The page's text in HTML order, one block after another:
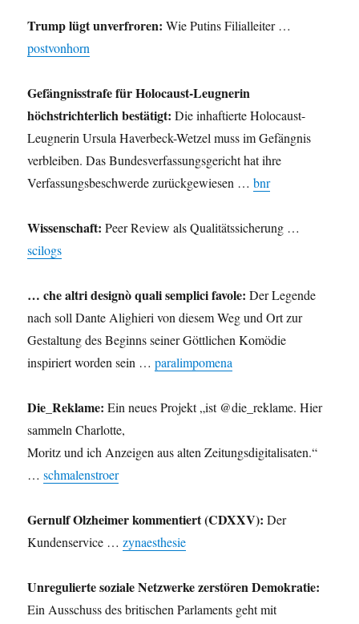
Trump lügt unverfroren: Wie Putins Filialleiter …
postvonhorn
Gefängnisstrafe für Holocaust-Leugnerin
höchstrichterlich bestätigt: Die inhaftierte Holocaust-
Leugnerin Ursula Haverbeck-Wetzel muss im Gefängnis
verbleiben. Das Bundesverfassungsgericht hat ihre
Verfassungsbeschwerde zurückgewiesen …bnr
Wissenschaft: Peer Review als Qualitätssicherung …
scilogs
… che altri designò quali semplici favole: Der Legende
nach soll Dante Alighieri von diesem Weg und Ort zur
Gestaltung des Beginns seiner Göttlichen Komödie
inspiriert worden sein …paralimpomena
Die_Reklame: Ein neues Projekt „ist @die_reklame. Hier
sammeln Charlotte,
Moritz und ich Anzeigen aus alten Zeitungsdigitalisaten.“
…schmalenstroer
Gernulf Olzheimer kommentiert (CDXXV): Der
Kundenservice …zynaesthesie
Unregulierte soziale Netzwerke zerstören Demokratie:
Ein Ausschuss des britischen Parlaments geht mit